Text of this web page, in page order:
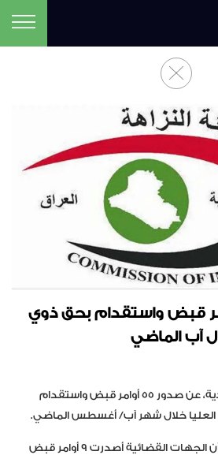
يصدر 55 أمر قبض واستقدام بحق ذوي
آب الماضي
أعلنت هيئة النزاهة الاتحادية، عن صدور 55 أوامر قبض واستقدام
العليا خلال شهر آب/ أغسطس الماضي.
وذكر بيان للهيئة، الثلاثاء، أن الجهات القضائية أصدرت 9 أوامر قبض